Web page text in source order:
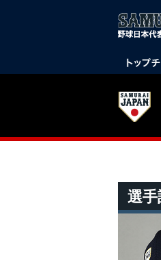
選手